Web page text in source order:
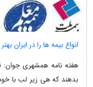
انواع بیمه ها را در ایران
هفته نامه همشهری جوان:
بدهند که هی زیر لب با